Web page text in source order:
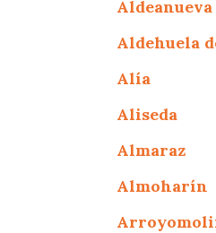
Aldehuela
Alía
Aliseda
Almaraz
Almoharín